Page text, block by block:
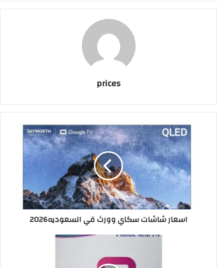
prices
اسعار شاشات سكاي وورث في السعوديه2026